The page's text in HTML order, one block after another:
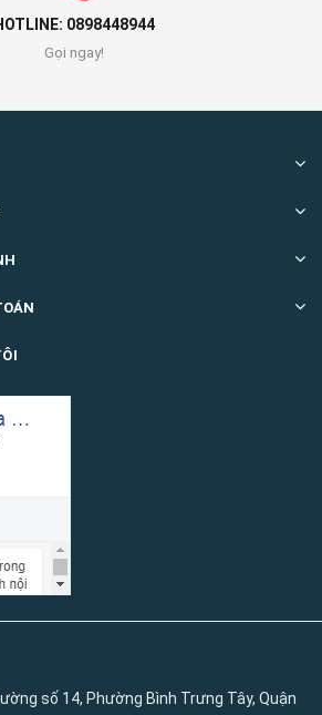
0898448944
Gọi ngay!
số 14, Phường Bình Trưng Tây, Quận